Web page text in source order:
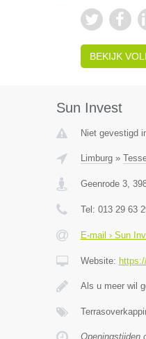
BEKIJK
Sun Invest
Niet gevestigd
Limburg»
Geenrode 3,
Tel: 013 29 63
E-mail › Sun
Website:
Als u meer wil
Openingstijden